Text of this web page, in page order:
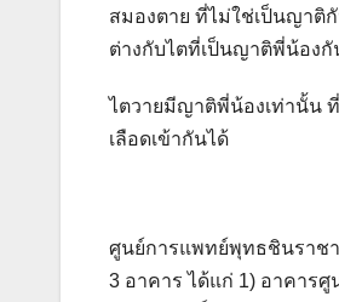
สมองตาย ที่ไม่ใช่เป็นญาติ
ต่างกับไตที่เป็นญาติพี่น้องกั
ไตวายมีญาติพี่น้องเท่านั้น
เลือดเข้ากันได้
ศูนย์การแพทย์พุทธชินราชา
3 อาคาร ได้แก่ 1) อาคาร